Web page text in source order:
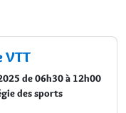
VTT
de 06h30 à 12h00
des sports